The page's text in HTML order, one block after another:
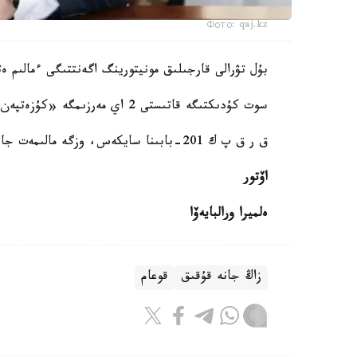
Фото: qaj.kz
بۇل تۋرالى قارجىلىق مونيتورينگ اگەنتتىگى ءمالىم
سوت كۇدىكتىگە قاتىستى 2 اي مەرزىمگە «كۇزەتپەن ۇستاۋ» تۇرىندەگى بۇلتارتپاۋ شاراسى سانكسيالادى.
ق ر ق پ ك 201-بابىنا سايكەس، وزگە مالىمەت جاريالانۋعا جاتپايدى.
اۆتور
ەلميرا ورالبايەۆا
زاڭ جانە قۇقىق قوعام